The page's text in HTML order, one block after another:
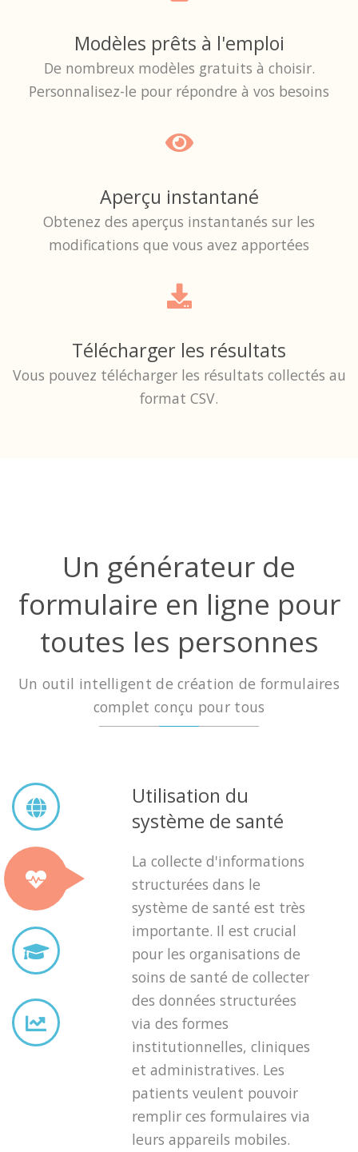
Modèles prêts à l'emploi
De nombreux modèles gratuits à choisir.
Personnalisez-le pour répondre à vos besoins
Aperçu instantané
Obtenez des aperçus instantanés sur les
modifications que vous avez apportées
Télécharger les résultats
Vous pouvez télécharger les résultats collectés au
format CSV.
Un générateur de
formulaire en ligne pour
toutes les personnes
Un outil intelligent de création de formulaires
complet conçu pour tous
Utilisation du
système de santé
La collecte d'informations
structurées dans le
système de santé est très
importante. Il est crucial
pour les organisations de
soins de santé de collecter
des données structurées
via des formes
institutionnelles, cliniques
et administratives. Les
patients veulent pouvoir
remplir ces formulaires via
leurs appareils mobiles.